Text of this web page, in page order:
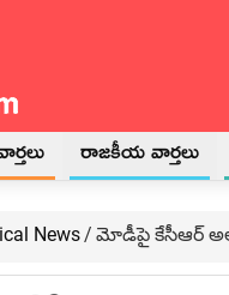
రాజకీయ వార్తలు
News/ మోడీపై కేసీఆర్